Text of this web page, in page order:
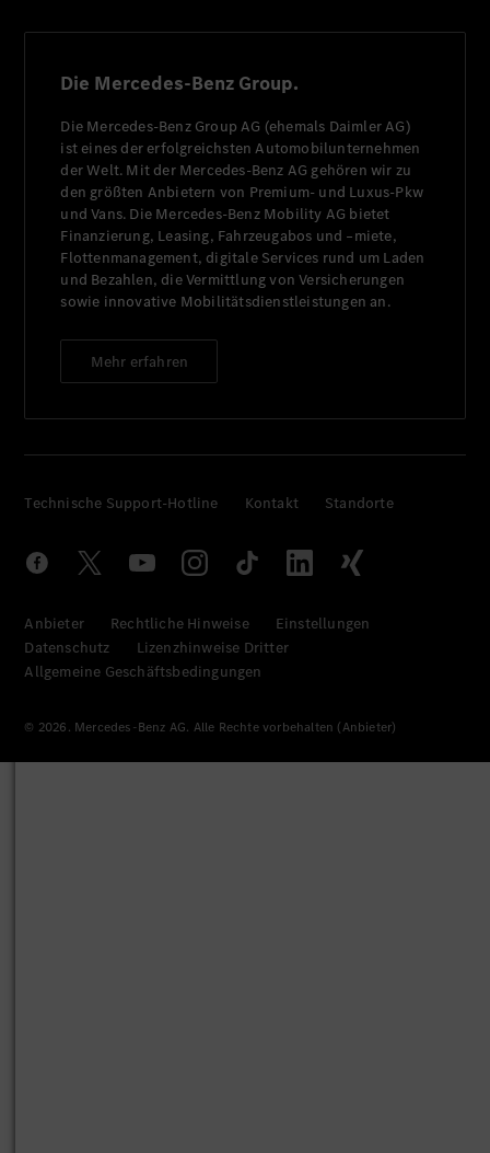
Die Mercedes-Benz Group.
Die Mercedes-Benz Group AG (ehemals Daimler AG)
ist eines der erfolgreichsten Automobilunternehmen
der Welt. Mit der Mercedes-Benz AG gehören wir zu
den größten Anbietern von Premium- und Luxus-Pkw
und Vans. Die Mercedes-Benz Mobility AG bietet
Finanzierung, Leasing, Fahrzeugabos und –miete,
Flottenmanagement, digitale Services rund um Laden
und Bezahlen, die Vermittlung von Versicherungen
sowie innovative Mobilitätsdienstleistungen an.
Mehr erfahren
Technische Support-Hotline Kontakt Standorte
Anbieter Rechtliche Hinweise
Einstellungen
Datenschutz
Lizenzhinweise Dritter
Allgemeine Geschäftsbedingungen
© 2026. Mercedes-Benz AG. Alle Rechte vorbehalten (Anbieter)